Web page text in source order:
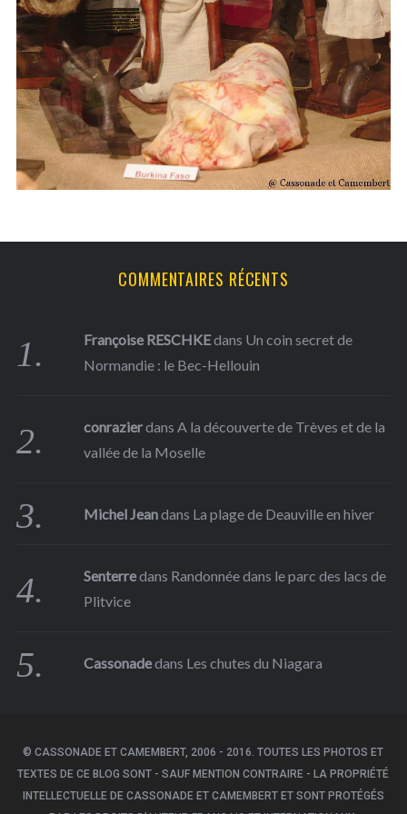
COMMENTAIRES RÉCENTS
Françoise RESCHKEdans Un coin secret de
Normandie : le Bec-Hellouin
conrazierdansA la découverte de Trèves et de la
vallée de la Moselle
Michel Jeandans La plage de Deauville en hiver
Senterredans Randonnée dans le parc des lacs de
Plitvice
Cassonadedans Les chutes du Niagara
© CASSONADE ET CAMEMBERT, 2006 - 2016. TOUTES LES PHOTOS ET
TEXTES DE CE BLOG SONT - SAUF MENTION CONTRAIRE - LA PROPRIÉTÉ
INTELLECTUELLE DE CASSONADE ET CAMEMBERT ET SONT PROTÉGÉS
h
o
r
: